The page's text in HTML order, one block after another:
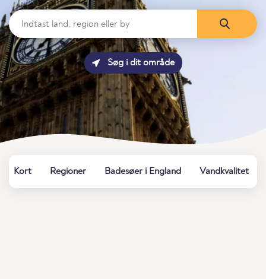
Søg i dit område
Kort Regioner Badesøer i England Vandkvalitet